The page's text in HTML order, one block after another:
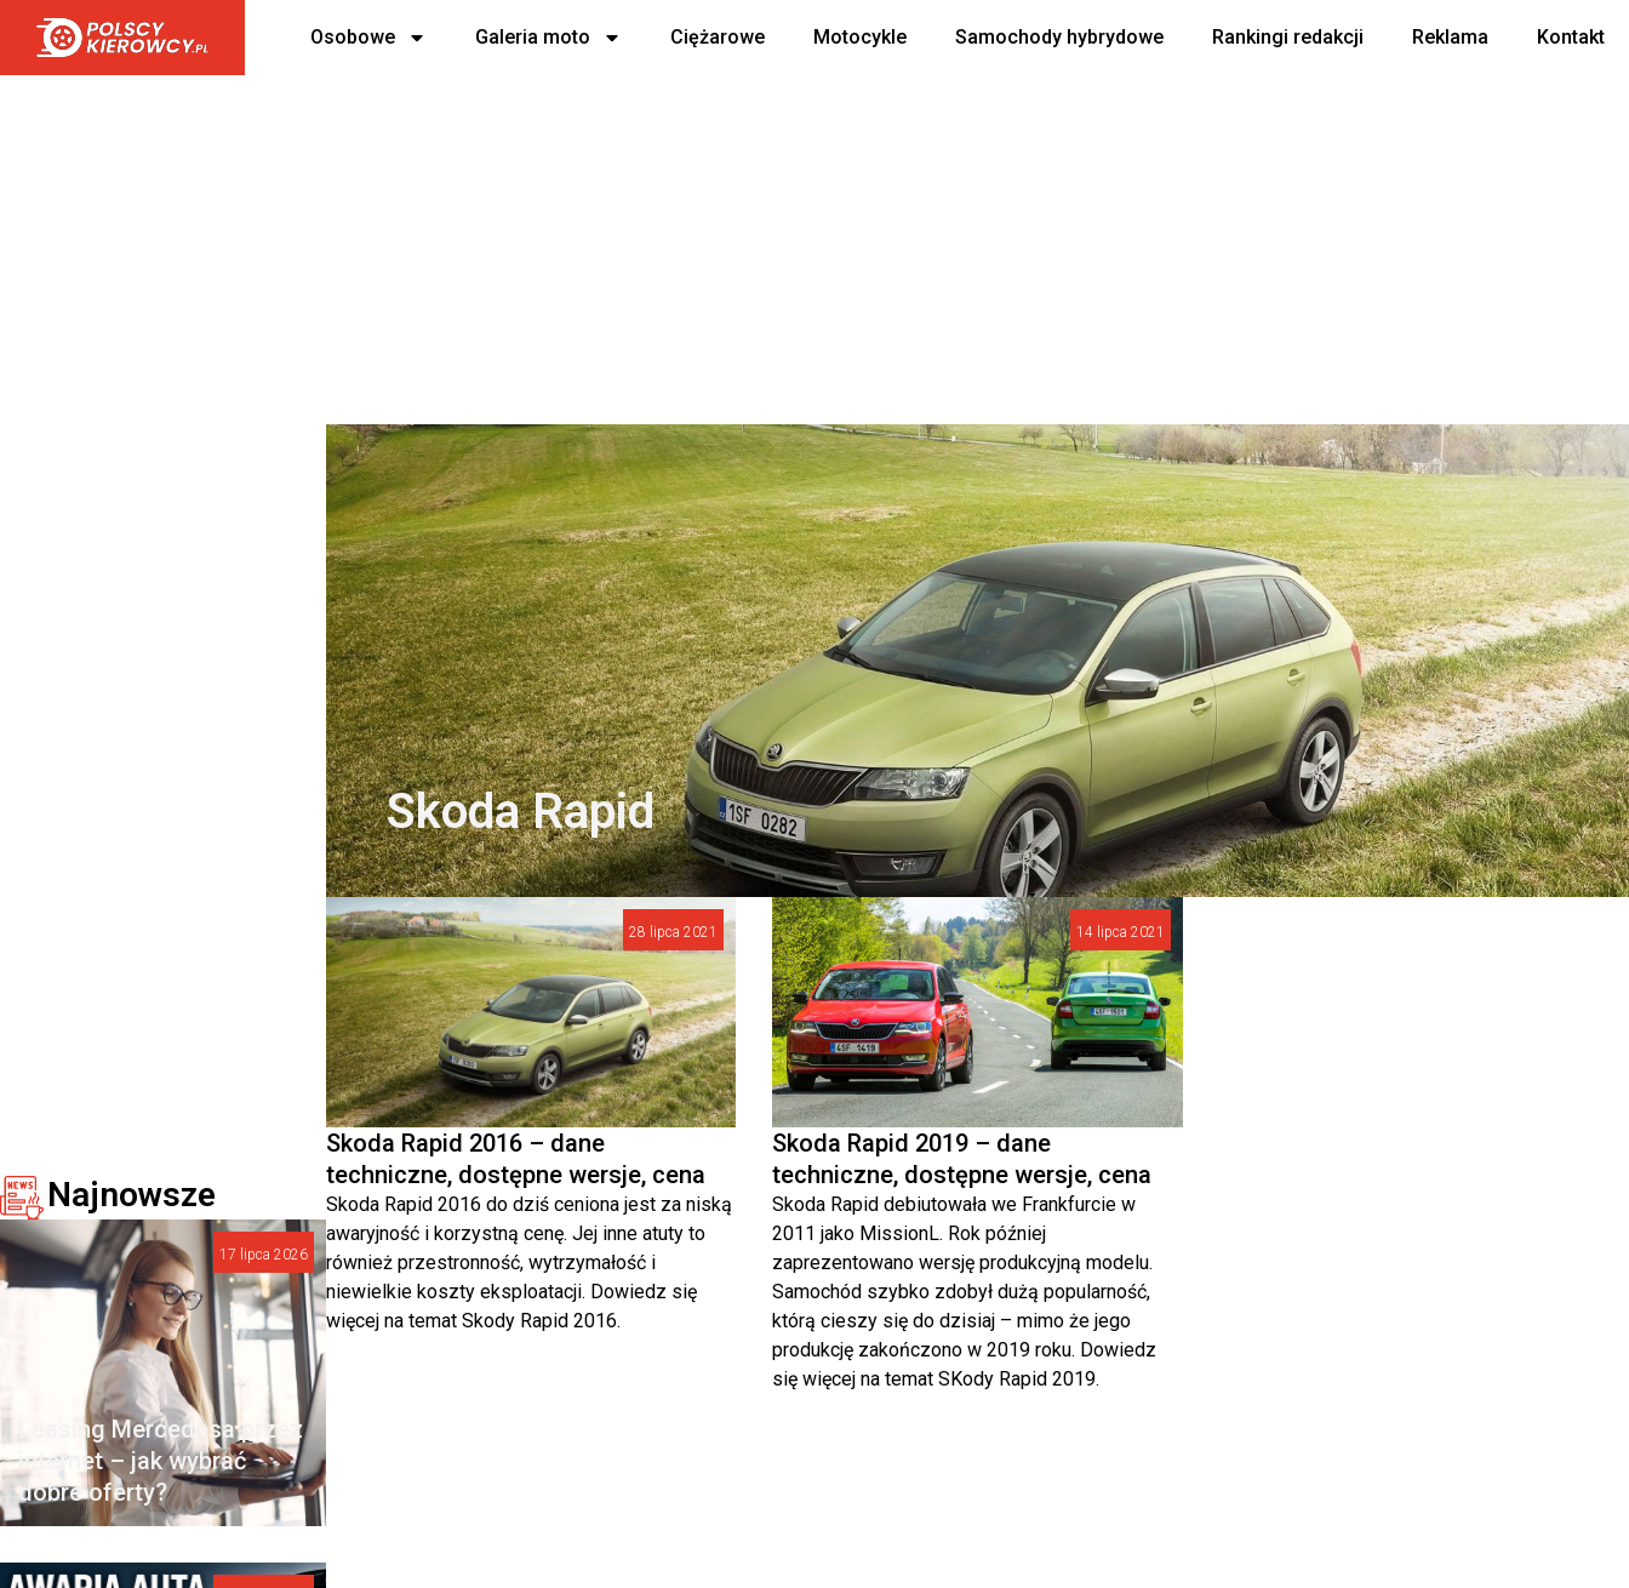
Osobowe Galeria moto Ciężarowe Motocykle Samochody hybrydowe Rankingi redakcji Reklama Kontakt
Skoda Rapid
28 lipca 2021
Skoda Rapid 2016 – dane
techniczne, dostępne wersje, cena
Skoda Rapid 2016 do dziś ceniona jest za niską
awaryjność i korzystną cenę. Jej inne atuty to
również przestronność, wytrzymałość i
niewielkie koszty eksploatacji. Dowiedz się
więcej na temat Skody Rapid 2016.
14 lipca 2021
Skoda Rapid 2019 – dane
techniczne, dostępne wersje, cena
Skoda Rapid debiutowała we Frankfurcie w
2011 jako MissionL. Rok później
zaprezentowano wersję produkcyjną modelu.
Samochód szybko zdobył dużą popularność,
którą cieszy się do dzisiaj – mimo że jego
produkcję zakończono w 2019 roku. Dowiedz
się więcej na temat SKody Rapid 2019.
Najnowsze
Leasing Mercedesa przez
internet – jak wybrać
dobre oferty?
17 lipca 2026